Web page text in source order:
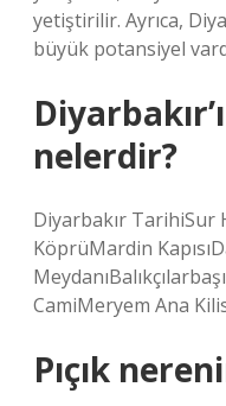
yetiştirilir. Ayrıca,
büyük potansiyel
nelerdir?
Diyarbakır TarihiSur
KöprüMardin
CamiMeryem Ana
Pıçık